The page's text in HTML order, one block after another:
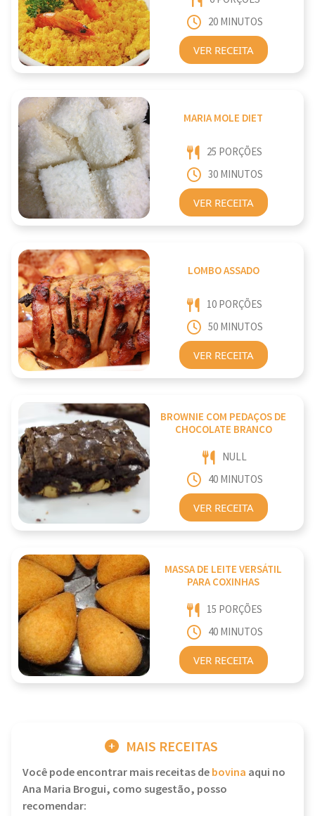
20 MINUTOS
VER RECEITA
MARIA MOLE DIET
25 PORÇÕES
30 MINUTOS
VER RECEITA
LOMBO ASSADO
10 PORÇÕES
50 MINUTOS
VER RECEITA
BROWNIE COM PEDAÇOS DE
CHOCOLATE BRANCO
NULL
40 MINUTOS
VER RECEITA
MASSA DE LEITE VERSÁTIL
PARA COXINHAS
15 PORÇÕES
40 MINUTOS
VER RECEITA
MAIS RECEITAS
Você pode encontrar mais receitas debovina aqui no
Ana Maria Brogui, como sugestão, posso
recomendar: